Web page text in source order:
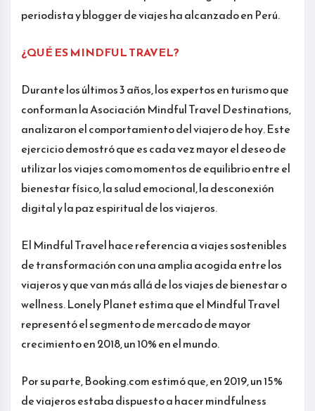
periodista y blogger de viajes ha alcanzado en Perú.
¿QUÉ ES MINDFUL TRAVEL?
Durante los últimos 3 años, los expertos en turismo que
conforman la Asociación Mindful Travel Destinations,
analizaron el comportamiento del viajero de hoy. Este
ejercicio demostró que es cada vez mayor el deseo de
utilizar los viajes como momentos de equilibrio entre el
bienestar físico, la salud emocional, la desconexión
digital y la paz espiritual de los viajeros.
El Mindful Travel hace referencia a viajes sostenibles
de transformación con una amplia acogida entre los
viajeros y que van más allá de los viajes de bienestar o
wellness. Lonely Planet estima que el Mindful Travel
representó el segmento de mercado de mayor
crecimiento en 2018, un 10% en el mundo.
Por su parte, Booking.com estimó que, en 2019, un 15%
de viajeros estaba dispuesto a hacer mindfulness